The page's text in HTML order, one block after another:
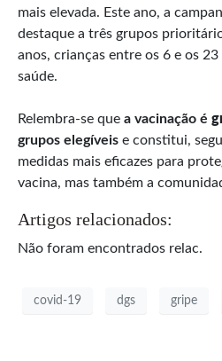
mais elevada. Este ano, a
destaque a três grupos
anos, crianças entre os 6 e os
saúde.
Relembra-se que a vacinação é
grupos elegíveis e constitui,
medidas mais eficazes para
vacina, mas também a
Artigos relacionados:
Não foram encontrados relac.
covid-19 dgs gripe